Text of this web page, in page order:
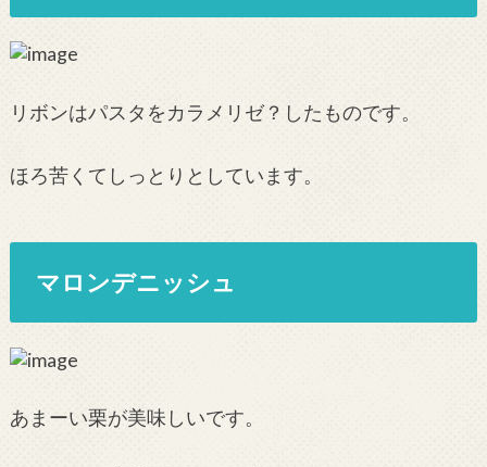
リボンはパスタをカラメリゼ？したものです。
ほろ苦くてしっとりとしています。
マロンデニッシュ
あまーい栗が美味しいです。